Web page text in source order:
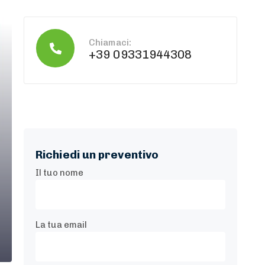
Chiamaci:
+39 09331944308
Richiedi un preventivo
Il tuo nome
La tua email